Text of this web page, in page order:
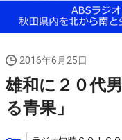
2016年6月25日
雄和に２０代
る青果」